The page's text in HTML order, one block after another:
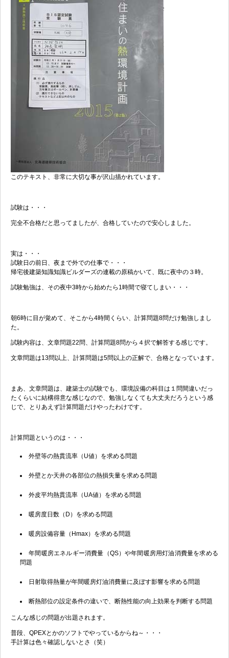
このテキスト、非常に大切な事が沢山描かれています。
試験は・・・
完全不合格だと思ってましたが、合格していたので安心しました。
実は・・・
試験日の前日、夜まで外での仕事で・・・
帰宅後建築知識知識ビルダーズの連載の原稿かいて、既に夜中の３時。
試験勉強は、その夜中3時から始めたら1時間で寝てしまい・・・
朝6時に目が覚めて、そこから4時間くらい、計算問題8問だけ勉強しまし
た。
試験内容は、文章問題22問、計算問題8問から４択で解答する感じです。
文章問題は13問以上、計算問題は5問以上の正解で、合格となっています。
まあ、文章問題は、建築士の試験でも、環境設備の科目は１問間違いだっ
たくらいに結構得意な感じなので、勉強しなくても大丈夫だろうという感
じで、とりあえず計算問題だけやったわけです。
計算問題というのは・・・
外壁等の熱貫流率（U値）を求める問題
外壁とか天井の各部位の熱損失量を求める問題
外皮平均熱貫流率（UA値）を求める問題
暖房度日数（D）を求める問題
暖房設備容量（Hmax）を求める問題
年間暖房エネルギー消費量（QS）や年間暖房用灯油消費量を求める
問題
日射取得熱量が年間暖房灯油消費量に及ぼす影響を求める問題
断熱部位の設定条件の違いで、断熱性能の向上効果を判断する問題
こんな感じの問題が出題されます。
普段、QPEXとかのソフトでやっているからね～・・・
手計算は色々確認しないとさ（笑）